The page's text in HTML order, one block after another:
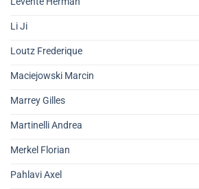
Li Ji
Loutz Frederique
Maciejowski Marcin
Marrey Gilles
Martinelli Andrea
Merkel Florian
Pahlavi Axel